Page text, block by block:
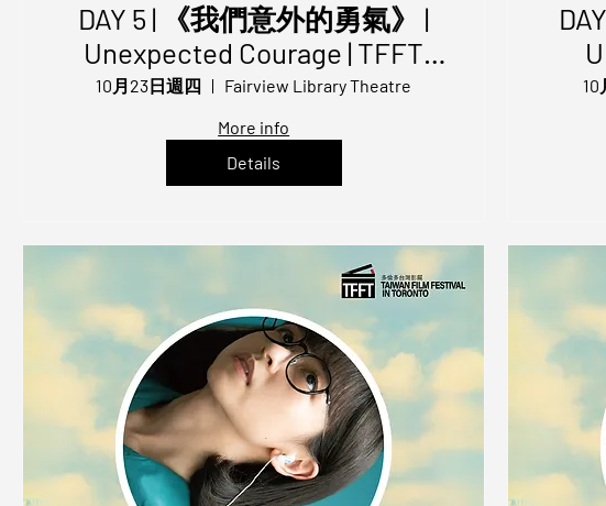
DAY 5 | 《我們意外的勇氣》 |
Unexpected Courage | TFFT
2025
10月23日週四
Fairview Library Theatre
More info
Details
10